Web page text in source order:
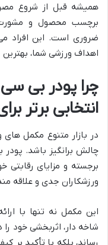
همیشه قبل از شروع
برچسب محصول و
ضروری است. این افراد
اهداف ورزشی شما، بهترین
چرا پودر بی
انتخابی برتر
در بازار متنوع مکمل
چالش برانگیز باشد.
برجسته و مزایای رقابتی
ورزشکاران جدی و علاقه
شاخه دار، اثربخشی خود